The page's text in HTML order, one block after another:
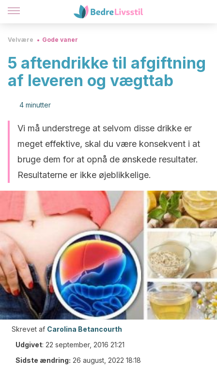
Velvære Gode vaner
5 aftendrikke til afgiftning
af leveren og vægttab
4 minutter
Vi må understrege at selvom disse drikke er
meget effektive, skal du være konsekvent i at
bruge dem for at opnå de ønskede resultater.
Resultaterne er ikke øjeblikkelige.
Skrevet af Carolina Betancourth
Udgivet: 22 september, 2016 21:21
Sidste ændring: 26 august, 2022 18:18